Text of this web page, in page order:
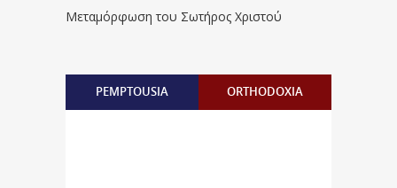
Μεταμόρφωση του Σωτήρος Χριστού
PEMPTOUSIA ORTHODOXIA